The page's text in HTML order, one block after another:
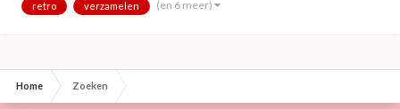
retro verzamelen (en 6 meer)
Home Zoeken